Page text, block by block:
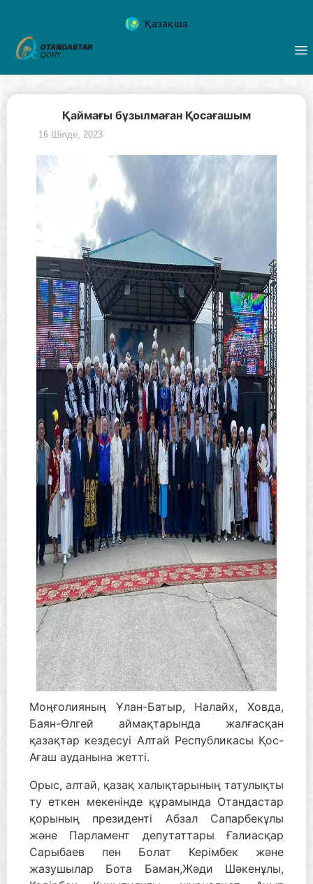
Қазақша
Қаймағы бұзылмаған Қосағашым
16 Шілде, 2023
Моңғолияның Ұлан-Батыр, Налайх, Ховда,
Баян-Өлгей аймақтарында жалғасқан
қазақтар кездесуі Алтай Республикасы Қос-
Ағаш ауданына жетті.
Орыс, алтай, қазақ халықтарының татулықты
ту еткен мекенінде құрамында Отандастар
қорының президенті Абзал Сапарбекұлы
және Парламент депутаттары Ғалиасқар
Сарыбаев пен Болат Керімбек және
жазушылар Бота Баман,Жәди Шәкенұлы,